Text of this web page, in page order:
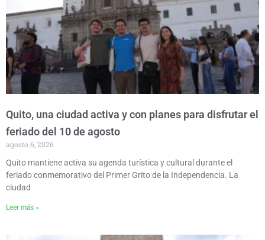
Quito, una ciudad activa y con planes para disfrutar el
feriado del 10 de agosto
agosto 6, 2026
Quito mantiene activa su agenda turística y cultural durante el
feriado conmemorativo del Primer Grito de la Independencia. La
ciudad
Leer más »
e
e
e
e
e